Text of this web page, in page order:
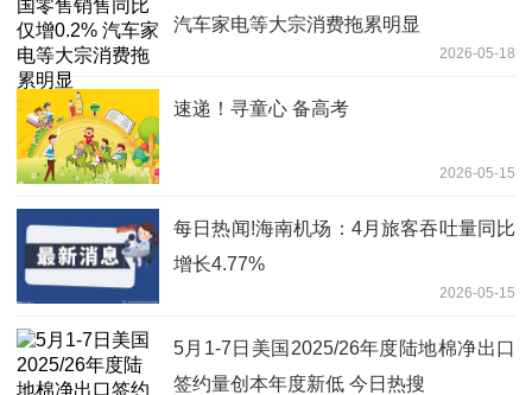
汽车家电等大宗消费拖累明显
2026-05-18
速递！寻童心 备高考
2026-05-15
每日热闻!海南机场：4月旅客吞吐量同比
增长4.77%
2026-05-15
5月1-7日美国2025/26年度陆地棉净出口
签约量创本年度新低 今日热搜